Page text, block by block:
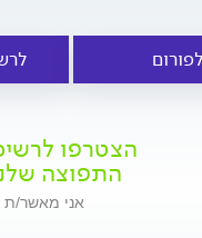
הצטרפו
התפוצה
אני מאשר/